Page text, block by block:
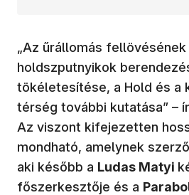
„Az űrállomás
holdszputnyikok
tökéletesítése, a Hold és a
térség további kutatása” –
Az viszont kifejezetten
mondható, amelynek
aki később a Ludas Matyi
főszerkesztője és a